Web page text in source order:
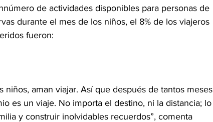
de actividades disponibles para personas de
durante el mes de los niños, el 8% de los viajeros
fueron:
niños, aman viajar. Así que después de tantos meses
es un viaje. No importa el destino, ni la distancia; lo
y construir inolvidables recuerdos”, comenta